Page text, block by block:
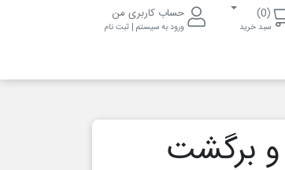
(0)
سبد خرید
حساب کاربری من
ورود به سیستم | ثبت نام
و برگشت